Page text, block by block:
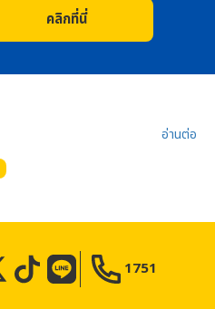
คลิกที่นี่
อ่านต่อ​
1751